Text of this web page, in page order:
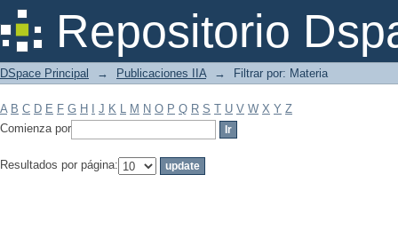
Repositorio
Filtrar por: Materia
DSpace Principal → Publicaciones IIA → Filtrar por: Materia
A B C D E F G H J K L M N O P Q R S T U V W X Y Z
Comienza por
Resultados por página: